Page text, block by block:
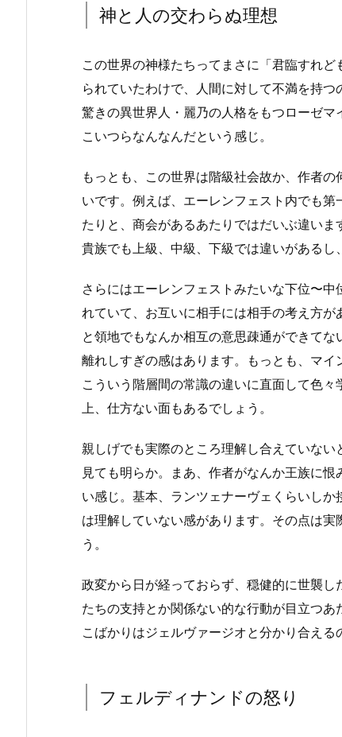
神と人の交わらぬ理想
この世界の神様たちってまさに「君臨すれ
られていたわけで、人間に対して不満を持
驚きの異世界人・麗乃の人格をもつローゼ
こいつらなんなんだという感じ。
もっとも、この世界は階級社会故か、作者
いです。例えば、エーレンフェスト内でも
たりと、商会があるあたりではだいぶ違い
貴族でも上級、中級、下級では違いがあるし
さらにはエーレンフェストみたいな下位〜
れていて、お互いに相手には相手の考え方
と領地でもなんか相互の意思疎通ができて
離れしすぎの感はあります。もっとも、マイ
こういう階層間の常識の違いに直面して色
上、仕方ない面もあるでしょう。
親しげでも実際のところ理解し合えていな
見ても明らか。まあ、作者がなんか王族に
い感じ。基本、ランツェナーヴェくらいし
は理解していない感があります。その点は
う。
政変から日が経っておらず、穏健的に世襲
たちの支持とか関係ない的な行動が目立つ
こばかりはジェルヴァージオと分かり合える
フェルディナンドの怒り